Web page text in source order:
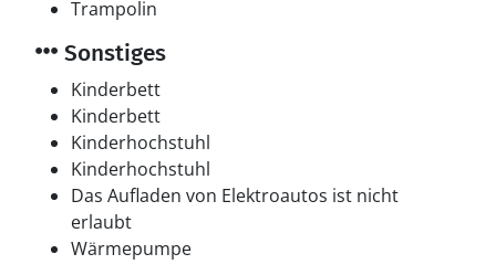
Trampolin
Sonstiges
Kinderbett
Kinderbett
Kinderhochstuhl
Kinderhochstuhl
Das Aufladen von Elektroautos ist nicht
erlaubt
Wärmepumpe